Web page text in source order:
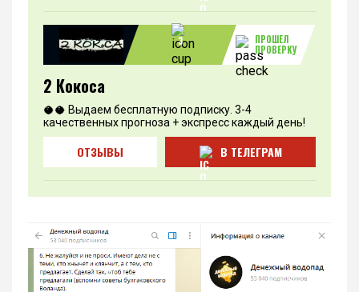
3
ПРОШЕЛ
ПРОВЕРКУ
2 Кокоса
🥥🥥 Выдаем бесплатную подписку. 3-4
качественных прогноза + экспресс каждый день!
ОТЗЫВЫ В ТЕЛЕГРАМ